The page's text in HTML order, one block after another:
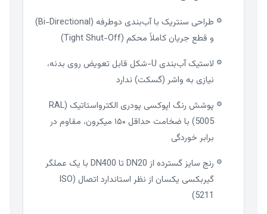
⚙
طراحی سنتریک با آب‌بندی دوطرفه (Bi-Directional)
و قطع جریان کاملاً محکم (Tight Shut-Off)
⚙
لاستیک آب‌بندی U-شکل قابل تعویض روی بدنه،
نیازی به واشر (گسکت) ندارد
⚙
پوشش رنگ اپوکسی پودری الکترواستاتیک (RAL
5005) با ضخامت حداقل ۱۵۰ میکرون، مقاوم در
برابر خوردگی
⚙
رنج سایز گسترده از DN20 تا DN400 با یک عملگر
گیربکسی یکسان از نظر استاندارد اتصال (ISO
5211)